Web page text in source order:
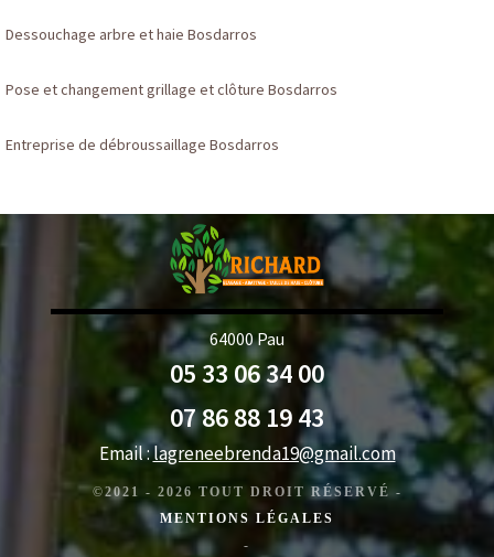
Dessouchage arbre et haie Bosdarros
Pose et changement grillage et clôture Bosdarros
Entreprise de débroussaillage Bosdarros
64000 Pau
05 33 06 34 00
07 86 88 19 43
Email :lagreneebrenda19@gmail.com
©2021 - 2026 TOUT DROIT RÉSERVÉ -
MENTIONS LÉGALES
-